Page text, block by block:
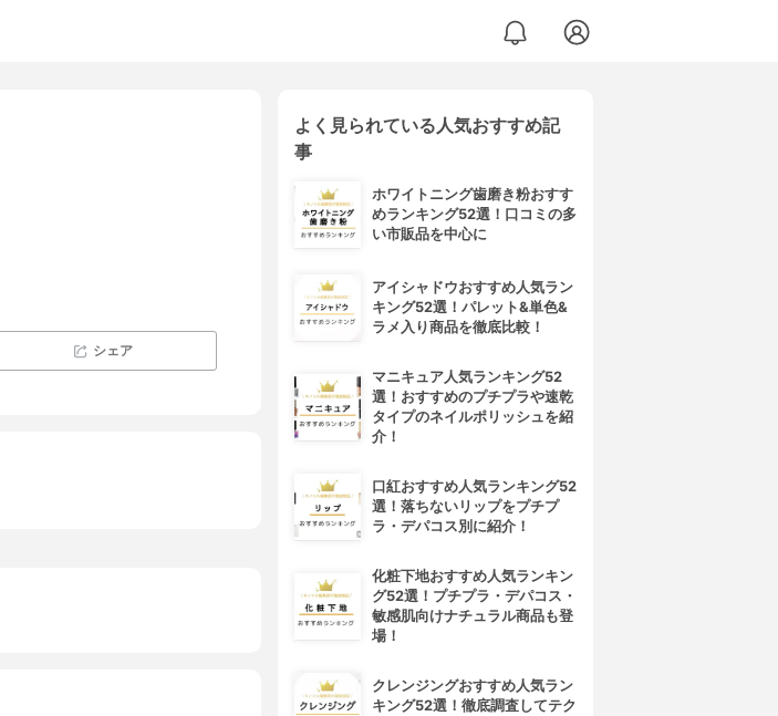
シェア
よく見られている人気おすすめ記
事
ホワイトニング歯磨き粉おすす
めランキング52選！口コミの多
い市販品を中心に
アイシャドウおすすめ人気ラン
キング52選！パレット&単色&
ラメ入り商品を徹底比較！
マニキュア人気ランキング52
選！おすすめのプチプラや速乾
タイプのネイルポリッシュを紹
介！
口紅おすすめ人気ランキング52
選！落ちないリップをプチプ
ラ・デパコス別に紹介！
化粧下地おすすめ人気ランキン
グ52選！プチプラ・デパコス・
敏感肌向けナチュラル商品も登
場！
クレンジングおすすめ人気ラン
キング52選！徹底調査してテク